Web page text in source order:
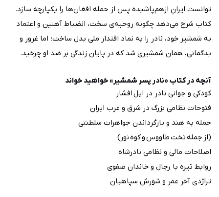
توانست ایرانِ ازهم‌پاشیده پس از حمله افغان‌ها را یکپارچه سازد.
کتاب شرح می‌دهد چگونه روحیه‌ی سخت، انضباط آهنین و اعتماد
به شمشیر خود، نادر را به نماد اقتدار ملی بدل ساخت؛ اما غرور و
بدگمانی، همان شمشیری شد که در پایان زندگی بر ضد او چرخید.
آنچه در کتاب «نادر پسر شمشیر» خواهید خواند
کودکی و جوانی نادر در ایل افشار
فتوحات نظامی بزرگ در شرق و غرب ایران
حمله به هند و بازگرداندن جواهرات سلطنتی
(از جمله تخت طاووس و کوه نور)
اصلاحات مالی و نظامی نادرشاه
روابط تیره با رجال و خاندان صفوی
تراژدی آخر عمر و شورش سپاهیان